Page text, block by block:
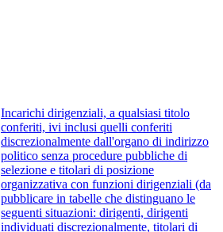
Incarichi dirigenziali, a qualsiasi titolo
conferiti, ivi inclusi quelli conferiti
discrezionalmente dall'organo di indirizzo
politico senza procedure pubbliche di
selezione e titolari di posizione
organizzativa con funzioni dirigenziali (da
pubblicare in tabelle che distinguano le
seguenti situazioni: dirigenti, dirigenti
individuati discrezionalmente, titolari di